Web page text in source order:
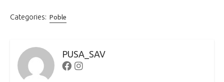
Categories: Poble
PUSA_SAV
FacebookInstagram